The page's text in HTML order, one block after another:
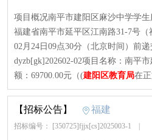
项目概况南平市建阳区麻沙中学学
福建省南平市延平区江南路31-7号
02月24日09点30分（北京时间）前
dyzb[gk]202602-02项目名称：南平
额：69700.00元（(建阳区教育局在
【招标公告】 福建
招标编号： [350725]fjjx[cs]2025003-1